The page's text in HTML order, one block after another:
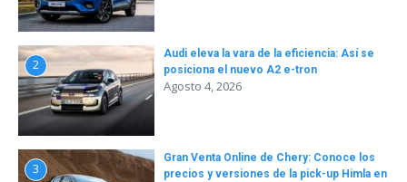
2
Audi eleva la vara de la eficiencia: Así se
posiciona el nuevo A2 e-tron
Agosto 4, 2026
3
Gran Venta Online de Chery: Conoce los
precios y versiones de la pick-up Himla en